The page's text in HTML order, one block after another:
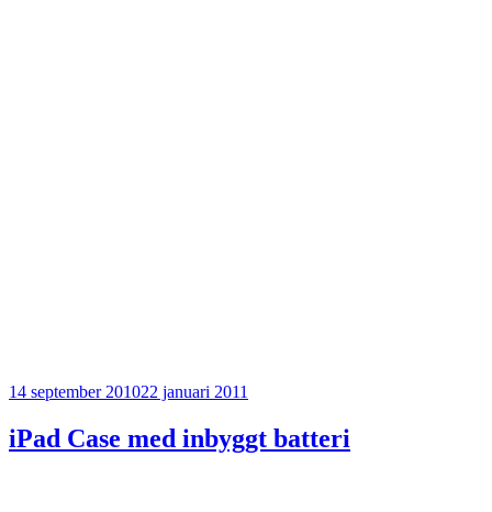
Publicerat
14 september 201022 januari 2011
iPad Case med inbyggt batteri